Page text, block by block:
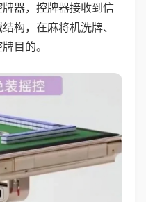
器，控牌器接收到信
构，在麻将机洗牌、
目的。